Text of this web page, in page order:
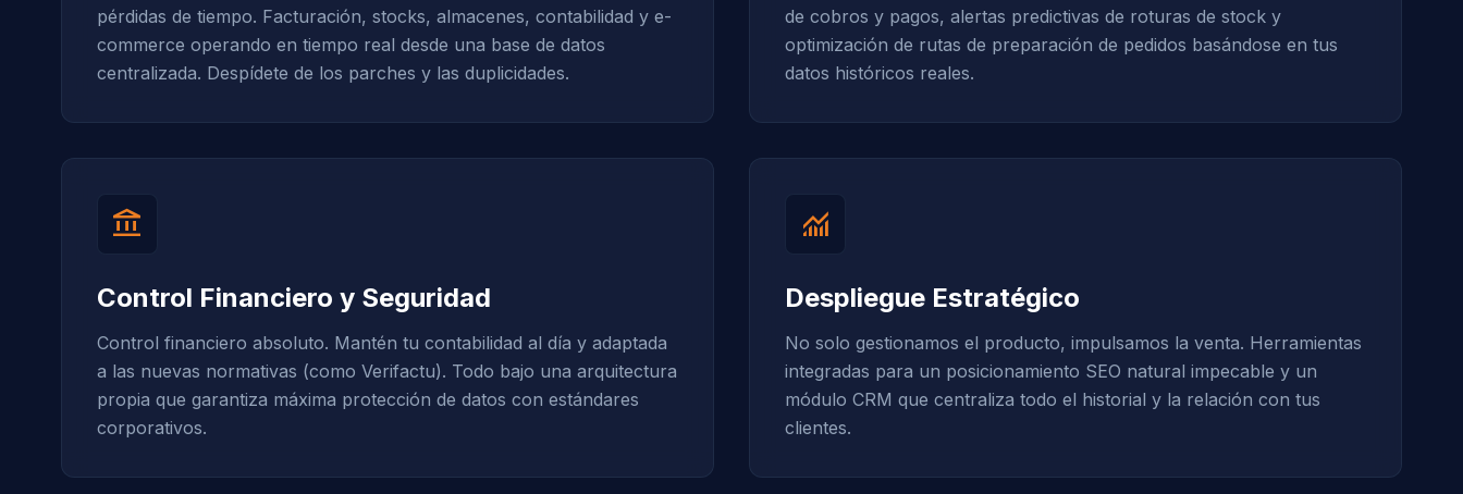
pérdidas de tiempo. Facturación, stocks, almacenes, contabilidad y e-
commerce operando en tiempo real desde una base de datos
centralizada. Despídete de los parches y las duplicidades.
de cobros y pagos, alertas predictivas de roturas de stock y
optimización de rutas de preparación de pedidos basándose en tus
datos históricos reales.
account_balance
Control Financiero y Seguridad
Control financiero absoluto. Mantén tu contabilidad al día y adaptada
a las nuevas normativas (como Verifactu). Todo bajo una arquitectura
propia que garantiza máxima protección de datos con estándares
corporativos.
monitoring
Despliegue Estratégico
No solo gestionamos el producto, impulsamos la venta. Herramientas
integradas para un posicionamiento SEO natural impecable y un
módulo CRM que centraliza todo el historial y la relación con tus
clientes.